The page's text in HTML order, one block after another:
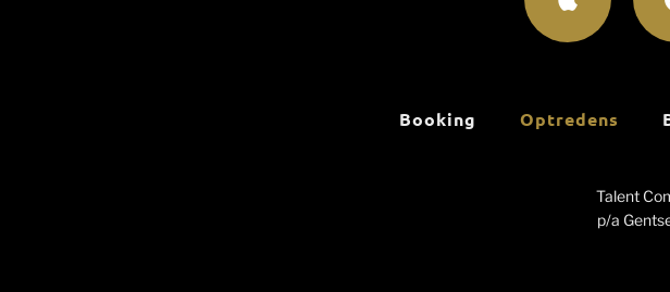
Booking Optredens
Talent
p/a